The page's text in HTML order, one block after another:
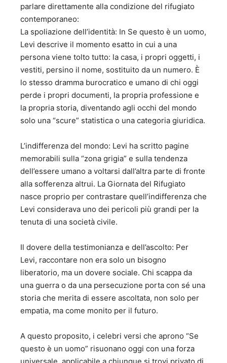
sviluppato una passione per il marketing e la
comunicazione che mi hanno portato a ricoprire il ruolo di
responsabile marketing in Maspero Elevatori S.p.A. Faccio
parte della community di WomenX Impact, una community
veramente inclusiva edinamica, mossa dagli obiettivi, che
condivido, della parità di genere, dell'inclusione, del
women empowerment.
parlare direttamente alla condizione del rifugiato
contemporaneo:
​La spoliazione dell’identità: In Se questo è un uomo,
Levi descrive il momento esatto in cui a una
persona viene tolto tutto: la casa, i propri oggetti, i
vestiti, persino il nome, sostituito da un numero. È
lo stesso dramma burocratico e umano di chi oggi
perde i propri documenti, la propria professione e
la propria storia, diventando agli occhi del mondo
solo una “scure” statistica o una categoria giuridica.
​L’indifferenza del mondo: Levi ha scritto pagine
memorabili sulla “zona grigia” e sulla tendenza
dell’essere umano a voltarsi dall’altra parte di fronte
alla sofferenza altrui. La Giornata del Rifugiato
nasce proprio per contrastare quell’indifferenza che
Levi considerava uno dei pericoli più grandi per la
tenuta di una società civile.
​Il dovere della testimonianza e dell’ascolto: Per
Levi, raccontare non era solo un bisogno
liberatorio, ma un dovere sociale. Chi scappa da
una guerra o da una persecuzione porta con sé una
storia che merita di essere ascoltata, non solo per
empatia, ma come monito per il futuro.
​A questo proposito, i celebri versi che aprono “Se
questo è un uomo” risuonano oggi con una forza